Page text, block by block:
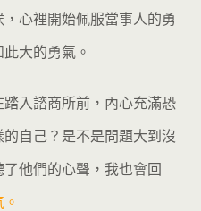
心裡開始佩服當事人的勇
大的勇氣。
入諮商所前，內心充滿恐
自己？是不是問題大到沒
他們的心聲，我也會回